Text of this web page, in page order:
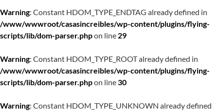
Warning: Constant HDOM_TYPE_ENDTAG already defined in
/www/wwwroot/casasincreibles/wp-content/plugins/flying-
scripts/lib/dom-parser.phpon line 29
Warning: Constant HDOM_TYPE_ROOT already defined in
/www/wwwroot/casasincreibles/wp-content/plugins/flying-
scripts/lib/dom-parser.phpon line30
Warning: Constant HDOM_TYPE_UNKNOWN already defined